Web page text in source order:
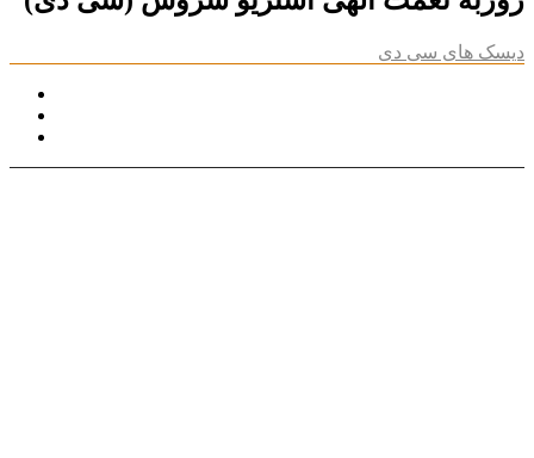
دیسک های سی دی